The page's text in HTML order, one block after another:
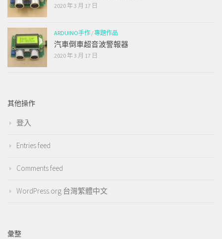
2020 年 3 月 17 日
ARDUINO手作 /專題作品
汽車倒車超音波警報器
2020 年 3 月 17 日
其他操作
登入
Entries feed
Comments feed
WordPress.org 台灣繁體中文
彙整